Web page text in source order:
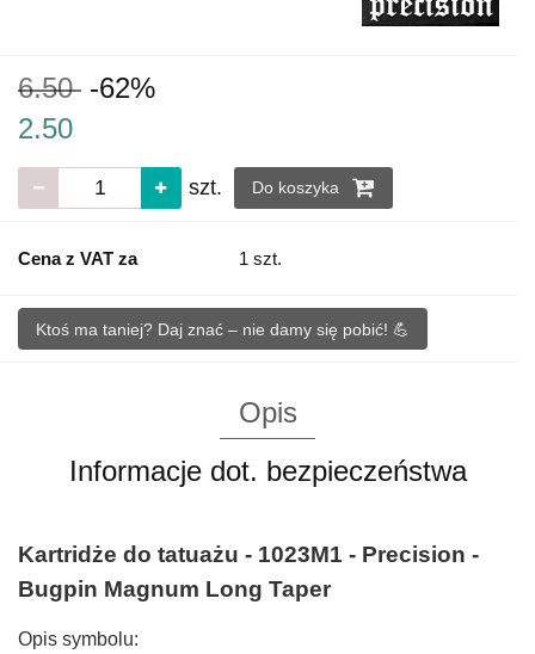
6.50 -62%
2.50
szt. Do koszyka
Cena z VAT za 1 szt.
Ktoś ma taniej? Daj znać – nie damy się pobić! 💪
Opis
Informacje dot. bezpieczeństwa
Kartridże do tatuażu - 1023M1 - Precision -
Bugpin Magnum Long Taper
Opis symbolu: